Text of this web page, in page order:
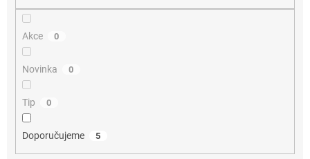
Akce 0
Novinka 0
Tip 0
Doporučujeme 5